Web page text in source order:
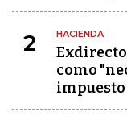
2 HACIENDA
como